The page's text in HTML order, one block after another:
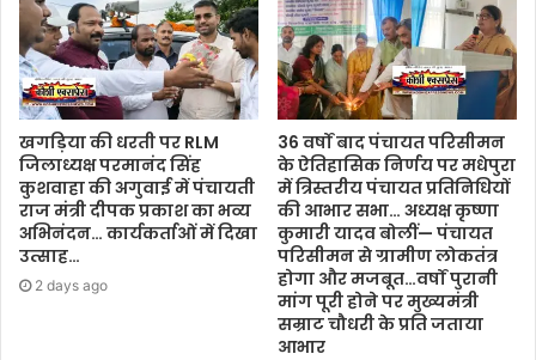
खगड़िया की धरती पर RLM
जिलाध्यक्ष परमानंद सिंह
कुशवाहा की अगुवाई में पंचायती
राज मंत्री दीपक प्रकाश का भव्य
अभिनंदन… कार्यकर्ताओं में दिखा
उत्साह…
2 days ago
36 वर्षों बाद पंचायत परिसीमन
के ऐतिहासिक निर्णय पर मधेपुरा
में त्रिस्तरीय पंचायत प्रतिनिधियों
की आभार सभा… अध्यक्ष कृष्णा
कुमारी यादव बोलीं— पंचायत
परिसीमन से ग्रामीण लोकतंत्र
होगा और मजबूत…वर्षों पुरानी
मांग पूरी होने पर मुख्यमंत्री
सम्राट चौधरी के प्रति जताया
आभार